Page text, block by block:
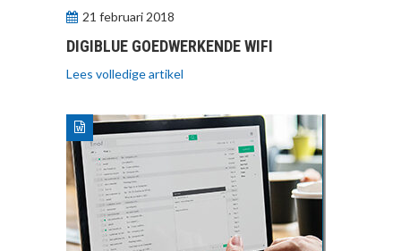
21 februari 2018
DIGIBLUE GOEDWERKENDE WIFI
Lees volledige artikel